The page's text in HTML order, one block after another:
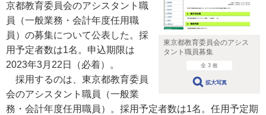
東京都教育委員会のアシス
タント職員募集
全 3 枚
拡大写真
京都教育委員会のアシスタント職
員（一般業務・会計年度任用職
員）の募集について公表した。採
用予定者数は1名。申込期限は
2023年3月22日（必着）。
採用するのは、東京都教育委員
会のアシスタント職員（一般業
務・会計年度任用職員）。採用予定者数は1名。任用予定期